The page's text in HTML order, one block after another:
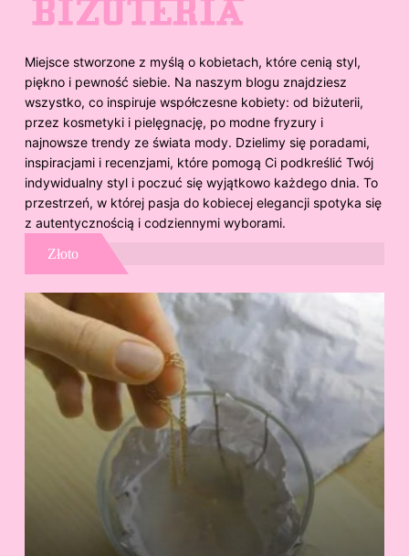
Miejsce stworzone z myślą o kobietach, które cenią styl,
piękno i pewność siebie. Na naszym blogu znajdziesz
wszystko, co inspiruje współczesne kobiety: od biżuterii,
przez kosmetyki i pielęgnację, po modne fryzury i
najnowsze trendy ze świata mody. Dzielimy się poradami,
inspiracjami i recenzjami, które pomogą Ci podkreślić Twój
indywidualny styl i poczuć się wyjątkowo każdego dnia. To
przestrzeń, w której pasja do kobiecej elegancji spotyka się
z autentycznością i codziennymi wyborami.
Złoto